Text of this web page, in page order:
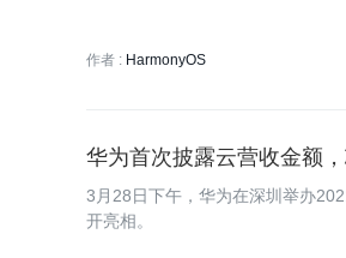
作者 : HarmonyOS
华为首次披露云营收金额
3月28日下午，华为在深圳举办
开亮相。